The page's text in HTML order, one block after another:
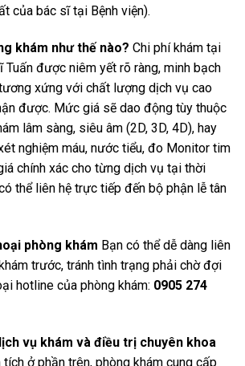
của bác sĩ tại Bệnh viện).
khám như thế nào? Chi phí khám tại
Tuấn được niêm yết rõ ràng, minh bạch
xứng với chất lượng dịch vụ cao
được. Mức giá sẽ dao động tùy thuộc
lâm sàng, siêu âm (2D, 3D, 4D), hay
nghiệm máu, nước tiểu, đo Monitor tim
chính xác cho từng dịch vụ tại thời
thể liên hệ trực tiếp đến bộ phận lễ tân
phòng khám Bạn có thể dễ dàng liên
trước, tránh tình trạng phải chờ đợi
hotline của phòng khám: 0905 274
vụ khám và điều trị chuyên khoa
tích ở phần trên, phòng khám cung cấp